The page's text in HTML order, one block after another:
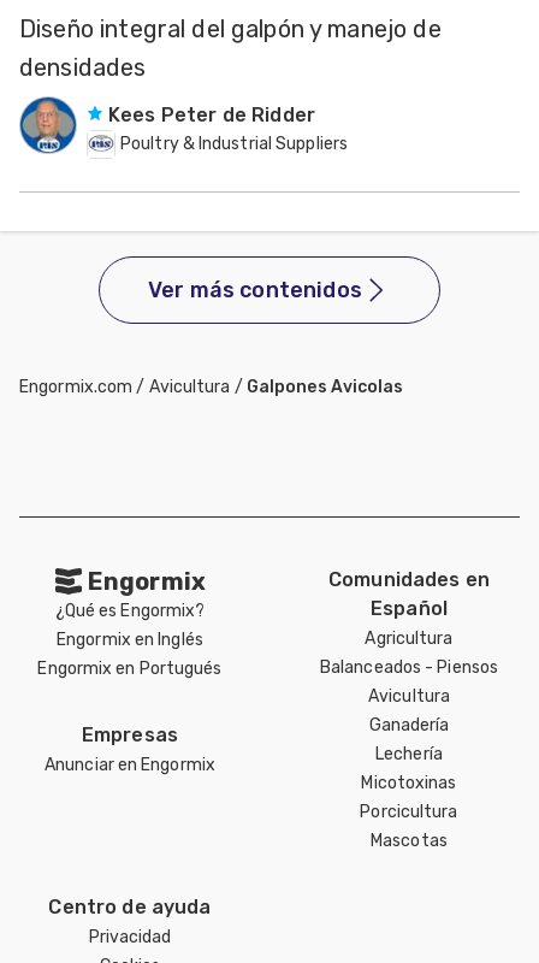
Diseño integral del galpón y manejo de
densidades
Kees Peter de Ridder
Poultry & Industrial Suppliers
Ver más contenidos
Engormix.com / Avicultura / Galpones Avicolas
Engormix
¿Qué es Engormix?
Engormix en Inglés
Engormix en Portugués
Empresas
Anunciar en Engormix
Comunidades en
Español
Agricultura
Balanceados - Piensos
Avicultura
Ganadería
Lechería
Micotoxinas
Porcicultura
Mascotas
Centro de ayuda
Privacidad